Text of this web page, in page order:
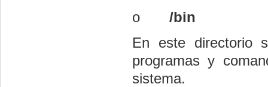
o
/bin
En este directorio
programas y
sistema.